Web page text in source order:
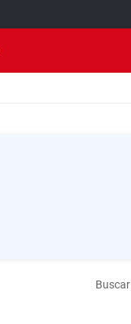
Buscar